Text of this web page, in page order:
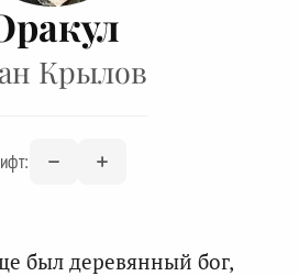
Крылов
был деревянный бог,